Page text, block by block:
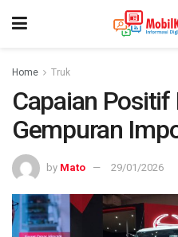
Home Truk
Capaian Positif
Gempuran
by Mato 29/01/2026